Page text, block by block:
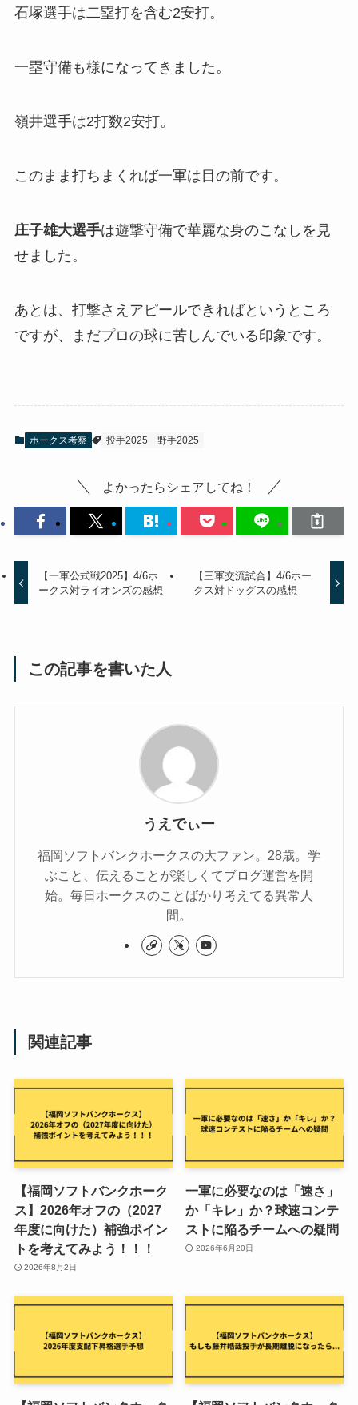
石塚選手は二塁打を含む2安打。
一塁守備も様になってきました。
嶺井選手は2打数2安打。
このまま打ちまくれば一軍は目の前です。
庄子雄大選手は遊撃守備で華麗な身のこなしを見
せました。
あとは、打撃さえアピールできればというところ
ですが、まだプロの球に苦しんでいる印象です。
ホークス考察 投手2025 野手2025
よかったらシェアしてね！
【一軍公式戦2025】4/6ホ
ークス対ライオンズの感想
【三軍交流試合】4/6ホー
クス対ドッグスの感想
この記事を書いた人
うえでぃー
福岡ソフトバンクホークスの大ファン。28歳。学
ぶこと、伝えることが楽しくてブログ運営を開
始。毎日ホークスのことばかり考えてる異常人
間。
関連記事
【福岡ソフトバンクホーク
ス】2026年オフの（2027
年度に向けた）補強ポイン
トを考えてみよう！！！
2026年8月2日
一軍に必要なのは「速さ」
か「キレ」か？球速コンテ
ストに陥るチームへの疑問
2026年6月20日